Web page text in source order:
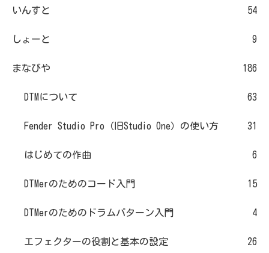
いんすと 54
しょーと 9
まなびや 186
DTMについて 63
Fender Studio Pro（旧Studio One）の使い方 31
はじめての作曲 6
DTMerのためのコード入門 15
DTMerのためのドラムパターン入門 4
エフェクターの役割と基本の設定 26